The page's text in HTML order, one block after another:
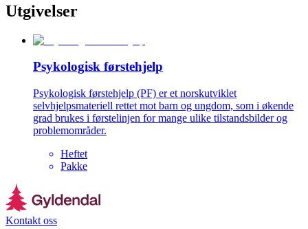
Utgivelser
Psykologisk førstehjelp
Psykologisk førstehjelp (PF) er et norskutviklet
selvhjelpsmateriell rettet mot barn og ungdom, som i økende
grad brukes i førstelinjen for mange ulike tilstandsbilder og
problemområder.
Heftet
Pakke
Kontakt oss